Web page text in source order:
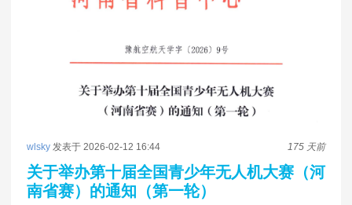
175 天前
wlsky 发表于 2026-02-12 16:44
关于举办第十届全国青少年无人机大赛（河
南省赛）的通知（第一轮）